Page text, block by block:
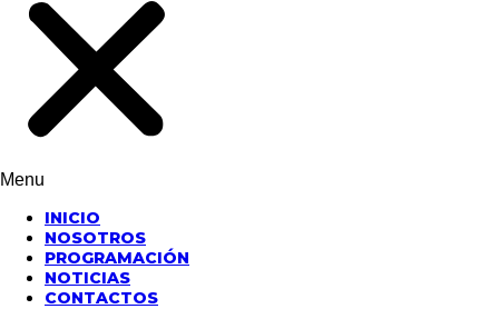
Menu
INICIO
NOSOTROS
PROGRAMACIÓN
NOTICIAS
CONTACTOS